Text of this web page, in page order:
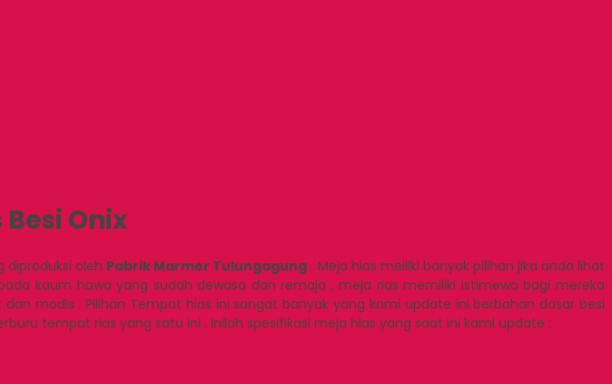
Onix
diproduksi oleh Pabrik Marmer Tulungagung . Meja hias meiliki banyak pilihan jika anda lihat
kaum hawa yang sudah dewasa dan remaja , meja rias memiliki istimewa bagi mereka
modis . Pilihan Tempat hias ini sangat banyak yang kami update ini berbahan dasar besi
tempat rias yang satu ini . Inilah spesifikasi meja hias yang saat ini kami update :